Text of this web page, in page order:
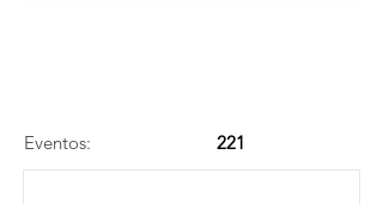
Eventos: 221